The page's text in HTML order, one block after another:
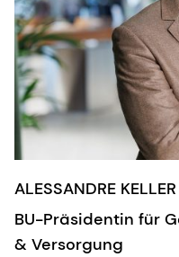
ALESSANDRE KELLER
BU-Präsidentin für
& Versorgung